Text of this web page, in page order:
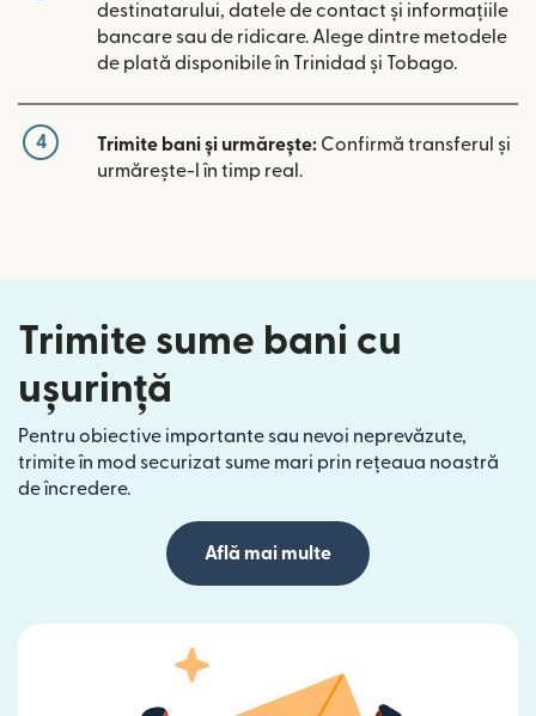
destinatarului, datele de contact și informațiile
bancare sau de ridicare. Alege dintre metodele
de plată disponibile în Trinidad și Tobago.
4 Trimite bani și urmărește: Confirmă transferul și
urmărește-l în timp real.
Trimite sume bani cu
ușurință
Pentru obiective importante sau nevoi neprevăzute,
trimite în mod securizat sume mari prin rețeaua noastră
de încredere.
Află mai multe